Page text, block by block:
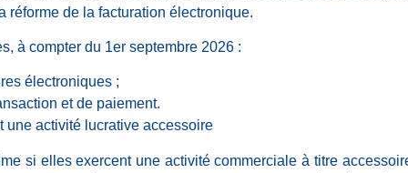
réforme de la facturation électronique.
à compter du 1er septembre 2026 :
électroniques ;
et de paiement.
une activité lucrative accessoire
si elles exercent une activité commerciale à titre